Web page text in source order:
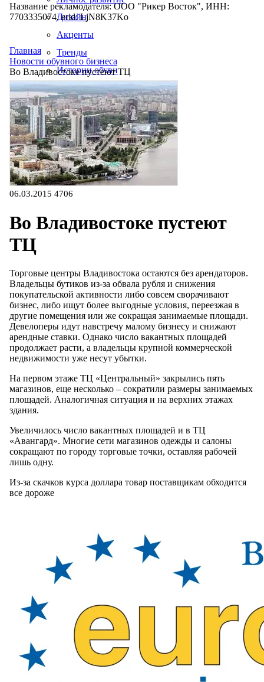
Дизайн
Акценты
Тренды
Истории обуви
Производство
Название рекламодателя: ООО "Рикер Восток", ИНН:
7703335074, erid: LjN8K37Ko
Главная
Новости обувного бизнеса
Во Владивостоке пустеют ТЦ
06.03.2015 4706
Во Владивостоке пустеют
ТЦ
Торговые центры Владивостока остаются без арендаторов.
Владельцы бутиков из-за обвала рубля и снижения
покупательской активности либо совсем сворачивают
бизнес, либо ищут более выгодные условия, переезжая в
другие помещения или же сокращая занимаемые площади.
Девелоперы идут навстречу малому бизнесу и снижают
арендные ставки. Однако число вакантных площадей
продолжает расти, а владельцы крупной коммерческой
недвижимости уже несут убытки.
На первом этаже ТЦ «Центральный» закрылись пять
магазинов, еще несколько – сократили размеры занимаемых
площадей. Аналогичная ситуация и на верхних этажах
здания.
Увеличилось число вакантных площадей и в ТЦ
«Авангард». Многие сети магазинов одежды и салоны
сокращают по городу торговые точки, оставляя рабочей
лишь одну.
Из-за скачков курса доллара товар поставщикам обходится
все дороже